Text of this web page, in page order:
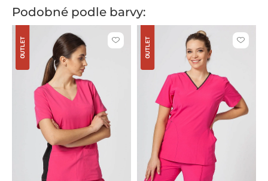
Podobné podle barvy:
OUTLET
Kliknutím
odeberete
OUTLET